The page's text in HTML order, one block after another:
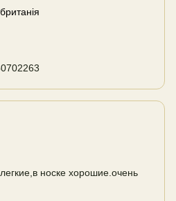
носке хорошие.очень